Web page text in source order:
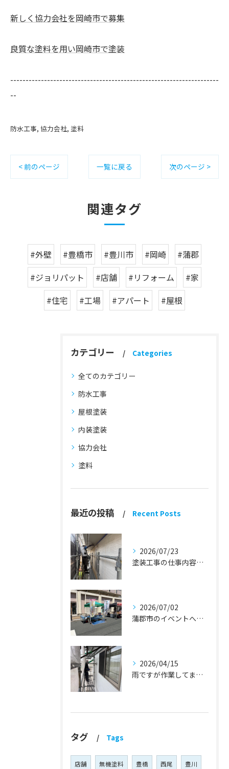
新しく協力会社を岡崎市で募集
良質な塗料を用い岡崎市で塗装
--------------------------------------------------------------------
--
防水工事 協力会社 塗料
< 前のページ 一覧に戻る 次のページ >
関連タグ
#外壁 #豊橋市 #豊川市 #岡崎
#蒲郡
#ジョリパット
#店舗 #リフォーム
#家
#住宅
#工場 #アパート #屋根
カテゴリー Categories
全てのカテゴリー
防水工事
屋根塗装
内装塗装
協力会社
塗料
最近の投稿 Recent Posts
2026/07/23
塗装工事の仕事内容『蒲郡市・岡崎市 外壁塗装・屋根塗装・雨漏り修理』
2026/07/02
蒲郡市のイベントへ出店しました！『外壁塗装・屋根塗装・雨漏り修理』
2026/04/15
雨ですが作業してます！『蒲郡市・岡崎市 外壁塗装・屋根塗装・雨漏り修理』
タグ Tags
店舗 無機塗料 豊橋 西尾 豊川